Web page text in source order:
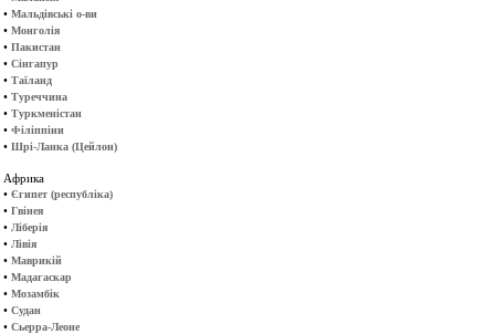
• Мальдівські о-ви
• Монголія
• Пакистан
• Сінгапур
• Таїланд
• Туреччина
• Туркменістан
• Філіппіни
• Шрі-Ланка (Цейлон)
Африка
• Єгипет (республіка)
• Гвінея
• Ліберія
• Лівія
• Маврикій
• Мадагаскар
• Мозамбік
• Судан
• Сьерра-Леоне